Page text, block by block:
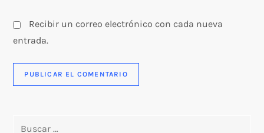
Recibir un correo electrónico con cada nueva
entrada.